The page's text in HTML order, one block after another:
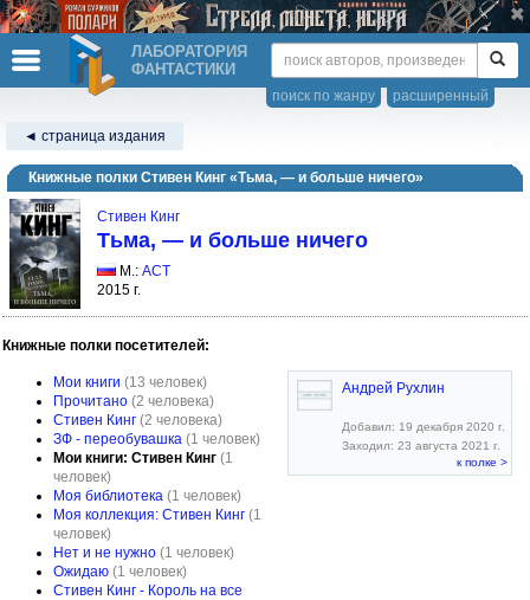
ЛАБОРАТОРИЯ
ФАНТАСТИКИ
расширенный
поиск по жанру
◄ страница издания
Книжные полки Стивен Кинг «Тьма, — и больше ничего»
Стивен Кинг
Тьма, — и больше ничего
М.: АСТ
2015 г.
Книжные полки посетителей:
Мои книги (13 человек)
Прочитано (2 человека)
Стивен Кинг (2 человека)
ЗФ - переобувашка (1 человек)
Мои книги: Стивен Кинг (1
человек)
Моя библиотека (1 человек)
Моя коллекция: Стивен Кинг (1
человек)
Нет и не нужно (1 человек)
Ожидаю (1 человек)
Стивен Кинг - Король на все
Андрей Рухлин
Добавил: 19 декабря 2020 г.
Заходил: 23 августа 2021 г.
к полке >